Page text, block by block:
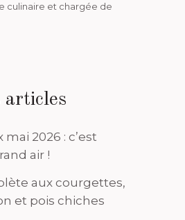
culinaire et chargée de
articles
2026 : c’est
air !
aux courgettes,
et pois chiches